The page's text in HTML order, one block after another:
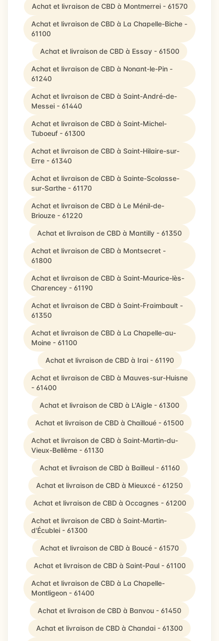
Achat et livraison de CBD à Montmerrei - 61570
Achat et livraison de CBD à La Chapelle-Biche -
61100
Achat et livraison de CBD à Essay - 61500
Achat et livraison de CBD à Nonant-le-Pin -
61240
Achat et livraison de CBD à Saint-André-de-
Messei - 61440
Achat et livraison de CBD à Saint-Michel-
Tuboeuf - 61300
Achat et livraison de CBD à Saint-Hilaire-sur-
Erre - 61340
Achat et livraison de CBD à Sainte-Scolasse-
sur-Sarthe - 61170
Achat et livraison de CBD à Le Ménil-de-
Briouze - 61220
Achat et livraison de CBD à Mantilly - 61350
Achat et livraison de CBD à Montsecret -
61800
Achat et livraison de CBD à Saint-Maurice-lès-
Charencey - 61190
Achat et livraison de CBD à Saint-Fraimbault -
61350
Achat et livraison de CBD à La Chapelle-au-
Moine - 61100
Achat et livraison de CBD à Irai - 61190
Achat et livraison de CBD à Mauves-sur-Huisne
- 61400
Achat et livraison de CBD à L'Aigle - 61300
Achat et livraison de CBD à Chailloué - 61500
Achat et livraison de CBD à Saint-Martin-du-
Vieux-Bellême - 61130
Achat et livraison de CBD à Bailleul - 61160
Achat et livraison de CBD à Mieuxcé - 61250
Achat et livraison de CBD à Occagnes - 61200
Achat et livraison de CBD à Saint-Martin-
d'Écublei - 61300
Achat et livraison de CBD à Boucé - 61570
Achat et livraison de CBD à Saint-Paul - 61100
Achat et livraison de CBD à La Chapelle-
Montligeon - 61400
Achat et livraison de CBD à Banvou - 61450
Achat et livraison de CBD à Chandai - 61300